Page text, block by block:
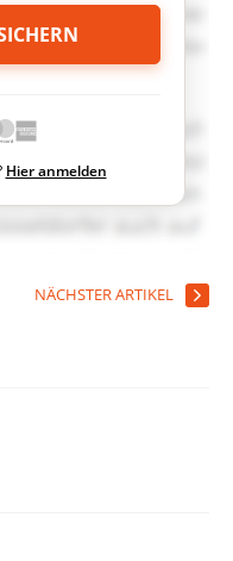
Hier anmelden
NÄCHSTER ARTIKEL